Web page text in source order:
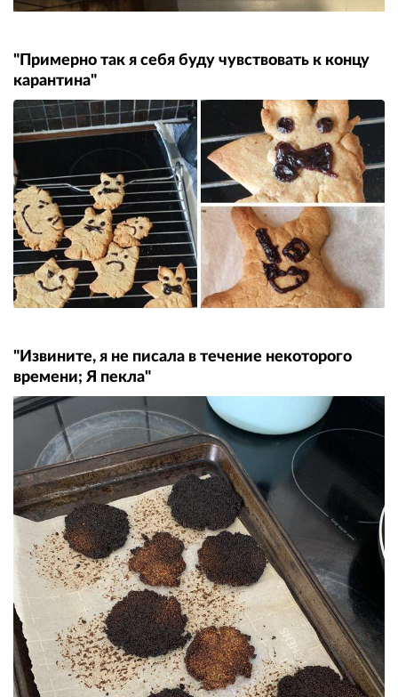
"Примерно так я себя буду чувствовать к концу
карантина"
"Извините, я не писала в течение некоторого
времени; Я пекла"